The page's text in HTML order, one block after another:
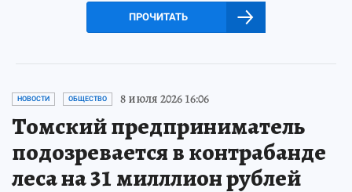
ПРОЧИТАТЬ
НОВОСТИ ОБЩЕСТВО 8 июля 2026 16:06
Томский предприниматель
подозревается в контрабанде
леса на 31 милллион рублей